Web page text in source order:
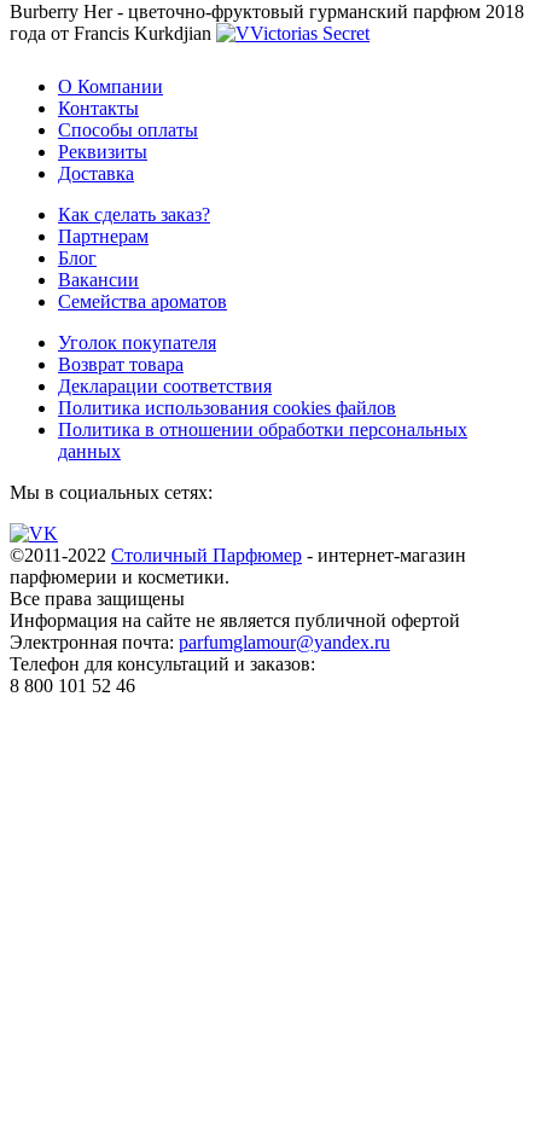
Burberry Her - цветочно-фруктовый гурманский парфюм 2018
года от Francis Kurkdjian
О Компании
Контакты
Способы оплаты
Реквизиты
Доставка
Как сделать заказ?
Партнерам
Блог
Вакансии
Семейства ароматов
Уголок покупателя
Возврат товара
Декларации соответствия
Политика использования cookies файлов
Политика в отношении обработки персональных
данных
Мы в социальных сетях:
©2011-2022 Столичный Парфюмер - интернет-магазин
парфюмерии и косметики.
Все права защищены
Информация на сайте не является публичной офертой
Электронная почта: parfumglamour@yandex.ru
Телефон для консультаций и заказов:
8 800 101 52 46